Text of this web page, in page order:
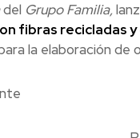
del Grupo Familia,
fibras recicladas
la elaboración de